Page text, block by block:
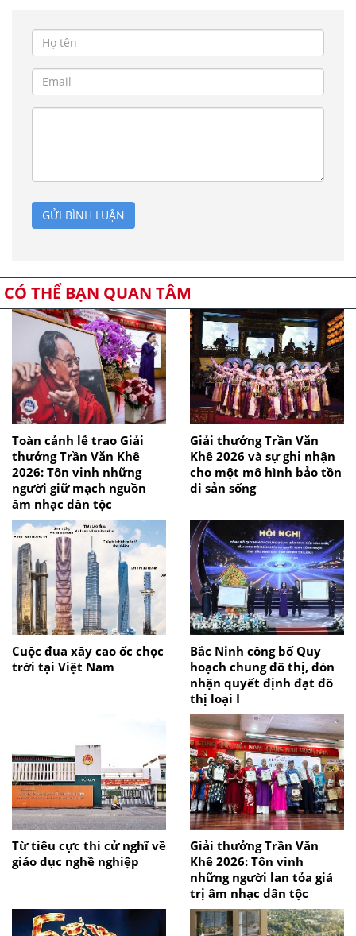
GỬI BÌNH LUẬN
CÓ THỂ BẠN QUAN TÂM
Toàn cảnh lễ trao Giải
thưởng Trần Văn Khê
2026: Tôn vinh những
người giữ mạch nguồn
âm nhạc dân tộc
Giải thưởng Trần Văn
Khê 2026 và sự ghi nhận
cho một mô hình bảo tồn
di sản sống
Cuộc đua xây cao ốc chọc
trời tại Việt Nam
Bắc Ninh công bố Quy
hoạch chung đô thị, đón
nhận quyết định đạt đô
thị loại I
Từ tiêu cực thi cử nghĩ về
giáo dục nghề nghiệp
Giải thưởng Trần Văn
Khê 2026: Tôn vinh
những người lan tỏa giá
trị âm nhạc dân tộc